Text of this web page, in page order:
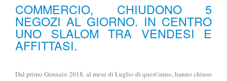
COMMERCIO, CHIUDONO 5
NEGOZI AL GIORNO. IN CENTRO
UNO SLALOM TRA VENDESI E
AFFITTASI.
Dal primo Gennaio 2018, al mese di Luglio di quest'anno, hanno chiuso